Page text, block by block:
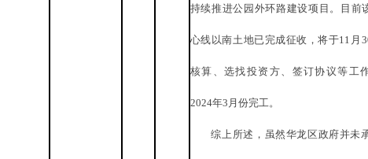
持续推进公园外环路建设项目。目前
心线以南土地已完成征收，将于11月
核算、选找投资方、签订协议等工
2024年3月份完工。
综上所述，虽然华龙区政府并未